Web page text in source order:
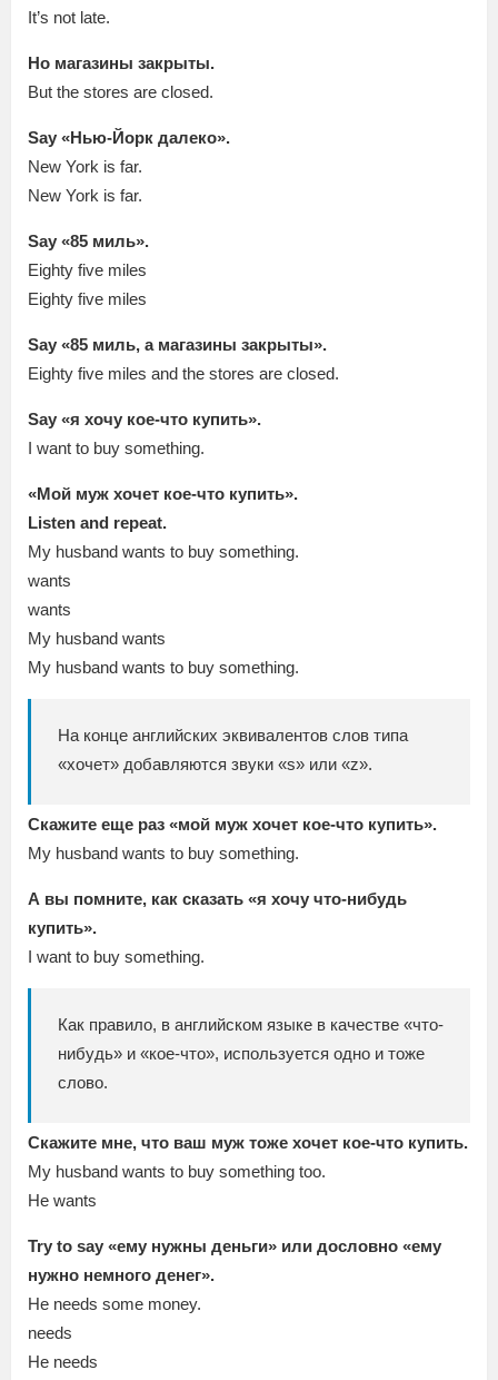
It’s not late.
Но магазины закрыты.
But the stores are closed.
Say «Нью-Йорк далеко».
New York is far.
New York is far.
Say «85 миль».
Eighty five miles
Eighty five miles
Say «85 миль, а магазины закрыты».
Eighty five miles and the stores are closed.
Say «я хочу кое-что купить».
I want to buy something.
«Мой муж хочет кое-что купить».
Listen and repeat.
My husband wants to buy something.
wants
wants
My husband wants
My husband wants to buy something.
На конце английских эквивалентов слов типа
«хочет» добавляются звуки «s» или «z».
Скажите еще раз «мой муж хочет кое-что купить».
My husband wants to buy something.
А вы помните, как сказать «я хочу что-нибудь
купить».
I want to buy something.
Как правило, в английском языке в качестве «что-
нибудь» и «кое-что», используется одно и тоже
слово.
Скажите мне, что ваш муж тоже хочет кое-что купить.
My husband wants to buy something too.
He wants
Try to say «ему нужны деньги» или дословно «ему
нужно немного денег».
He needs some money.
needs
He needs